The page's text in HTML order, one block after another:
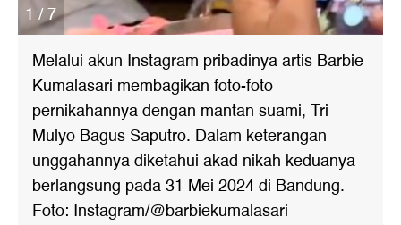
1 / 7
Melalui akun Instagram pribadinya artis Barbie
Kumalasari membagikan foto-foto
pernikahannya dengan mantan suami, Tri
Mulyo Bagus Saputro. Dalam keterangan
unggahannya diketahui akad nikah keduanya
berlangsung pada 31 Mei 2024 di Bandung.
Foto: Instagram/@barbiekumalasari